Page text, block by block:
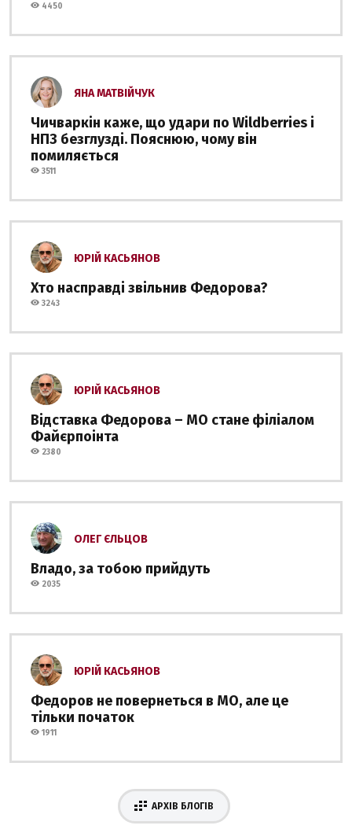
4450
ЯНА МАТВІЙЧУК
Чичваркін каже, що удари по Wildberries і
НПЗ безглузді. Пояснюю, чому він
помиляється
3511
ЮРІЙ КАСЬЯНОВ
Хто насправді звільнив Федорова?
3243
ЮРІЙ КАСЬЯНОВ
Відставка Федорова – МО стане філіалом
Файєрпоінта
2380
ОЛЕГ ЄЛЬЦОВ
Владо, за тобою прийдуть
2035
ЮРІЙ КАСЬЯНОВ
Федоров не повернеться в МО, але це
тільки початок
1911
АРХІВ БЛОГІВ